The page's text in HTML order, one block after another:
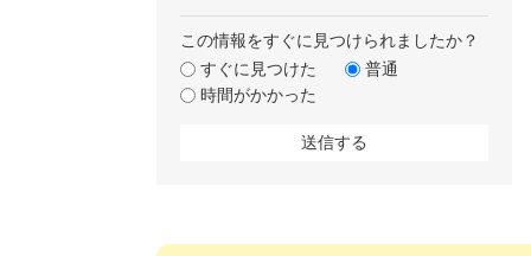
この情報をすぐに見つけられましたか？
すぐに見つけた
普通
時間がかかった